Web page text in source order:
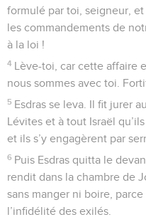
formulé par toi, seigneur,
les commandements de
à la loi !
4 Lève-toi, car cette affaire
nous sommes avec toi.
5 Esdras se leva. Il fit jurer
Lévites et à tout Israël
et ils s’y engagèrent par
6 Puis Esdras quitta le
rendit dans la chambre de
sans manger ni boire,
l’infidélité des exilés.